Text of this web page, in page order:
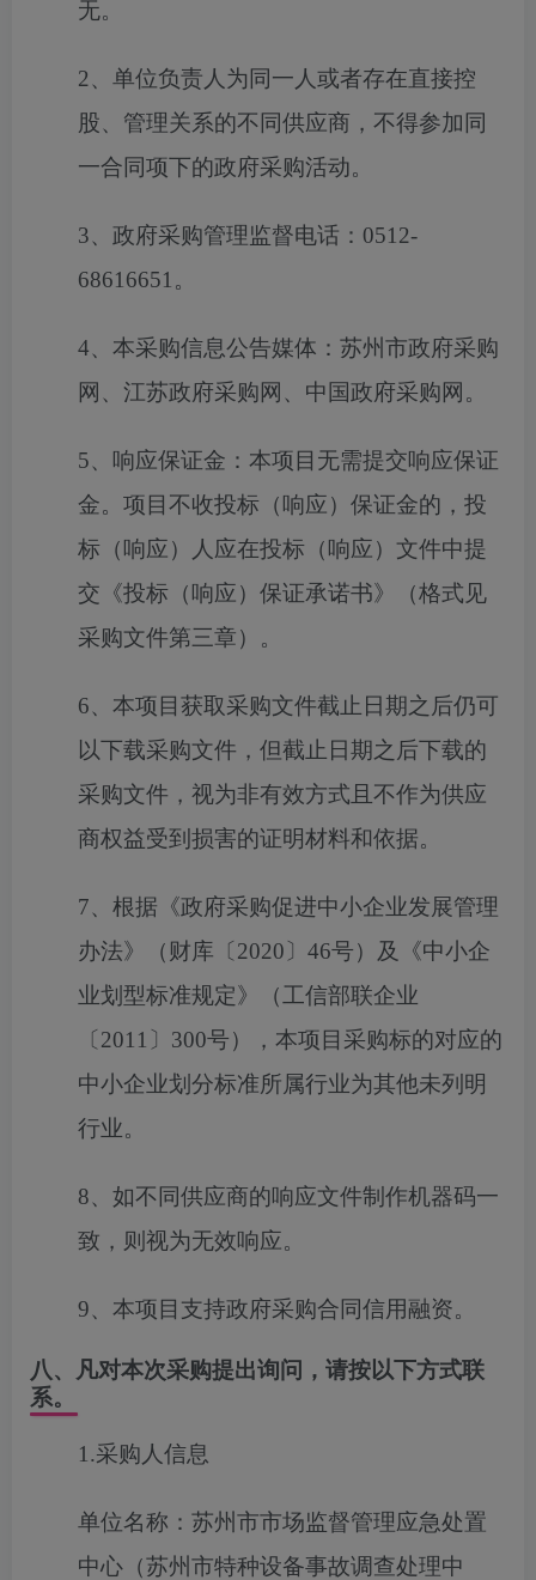
无。
2、单位负责人为同一人或者存在直接控
股、管理关系的不同供应商，不得参加同
一合同项下的政府采购活动。
3、政府采购管理监督电话：0512-
68616651。
4、本采购信息公告媒体：苏州市政府采购
网、江苏政府采购网、中国政府采购网。
5、响应保证金：本项目无需提交响应保证
金。项目不收投标（响应）保证金的，投
标（响应）人应在投标（响应）文件中提
交《投标（响应）保证承诺书》（格式见
采购文件第三章）。
6、本项目获取采购文件截止日期之后仍可
以下载采购文件，但截止日期之后下载的
采购文件，视为非有效方式且不作为供应
商权益受到损害的证明材料和依据。
7、根据《政府采购促进中小企业发展管理
办法》（财库〔2020〕46号）及《中小企
业划型标准规定》（工信部联企业
〔2011〕300号），本项目采购标的对应的
中小企业划分标准所属行业为其他未列明
行业。
8、如不同供应商的响应文件制作机器码一
致，则视为无效响应。
9、本项目支持政府采购合同信用融资。
八、凡对本次采购提出询问，请按以下方式联
系。
1.采购人信息
单位名称：苏州市市场监督管理应急处置
中心（苏州市特种设备事故调查处理中